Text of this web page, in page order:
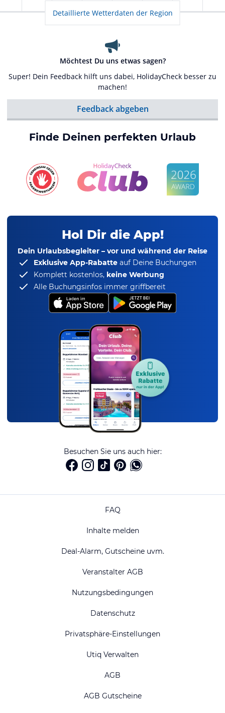
Detaillierte Wetterdaten der Region
Möchtest Du uns etwas sagen?
Super! Dein Feedback hilft uns dabei, HolidayCheck besser zu
machen!
Feedback abgeben
Finde Deinen perfekten Urlaub
Hol Dir die App!
Dein Urlaubsbegleiter – vor und während der Reise
Exklusive App-Rabatte auf Deine Buchungen
Komplett kostenlos, keine Werbung
Alle Buchungsinfos immer griffbereit
Besuchen Sie uns auch hier:
FAQ
Inhalte melden
Deal-Alarm, Gutscheine uvm.
Veranstalter AGB
Nutzungsbedingungen
Datenschutz
Privatsphäre-Einstellungen
Utiq Verwalten
AGB
AGB Gutscheine